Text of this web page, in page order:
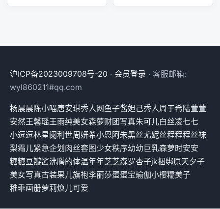
沪ICP备2023009708号-20 · 会员登录 · 客服邮箱:
wyl860211#qq.com
杨晨晨陈小喵唐安琪秀人网鱼子酱妲己秀人周于希陆萱萱
安然王馨瑶王雨纯美女森萝财团写真朱可儿白丝凌七七
小逗逗林星阑利世周妍希小恩阿朱黑丝尤妮丝程程程丝袜
梨霜儿紧急企划 肉丝套图少女秩序幼幼 巨乳森萝时安安
糖糖豆瓣酱沸腾的体温年年芝芝森罗杏子jk捆绑原天夕子
美女写真古装果儿旗袍李丽莎蛋蛋宝瑜伽小樱糯美子
稚乖画册萝莉焕儿可爱